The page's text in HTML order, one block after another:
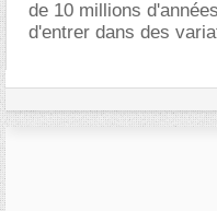
de 10 millions
d'entrer dans des